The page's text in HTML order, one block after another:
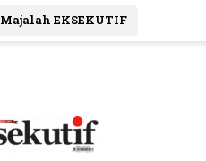
Majalah EKSEKUTIF